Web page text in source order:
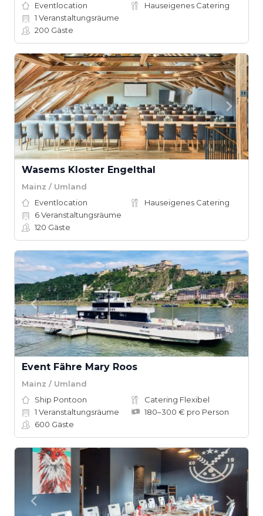
Eventlocation
Hauseigenes Catering
1 Veranstaltungsräume
200 Gäste
Wasems Kloster Engelthal
Mainz / Umland
Eventlocation
Hauseigenes Catering
6Veranstaltungsräume
120 Gäste
Event Fähre Mary Roos
Mainz / Umland
Ship Pontoon
Catering Flexibel
1 Veranstaltungsräume
180–300 € pro Person
600 Gäste